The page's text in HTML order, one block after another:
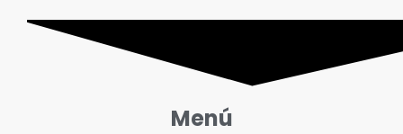
Menú